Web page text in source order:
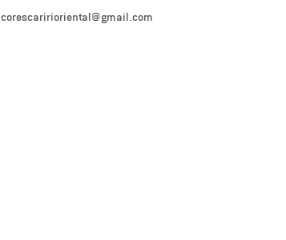
corescaririoriental@gmail.com